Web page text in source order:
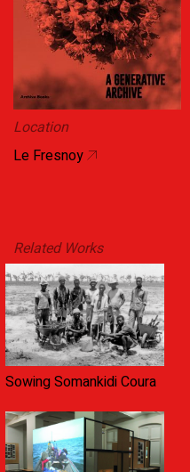
Location
Le Fresnoy
Related Works
Sowing Somankidi Coura